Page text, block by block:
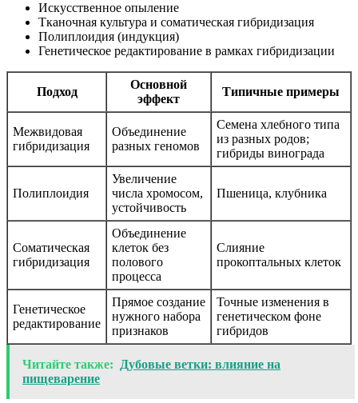
Искусственное опыление
Тканочная культура и соматическая гибридизация
Полиплоидия (индукция)
Генетическое редактирование в рамках гибридизации
Подход
Основной
эффект
Типичные примеры
Межвидовая
гибридизация
Объединение
разных геномов
Семена хлебного типа
из разных родов;
гибриды винограда
Полиплоидия
Увеличение
числа хромосом,
устойчивость
Пшеница, клубника
Соматическая
гибридизация
Объединение
клеток без
полового
процесса
Слияние
прокоптальных клеток
Генетическое
редактирование
Прямое создание
нужного набора
признаков
Точные изменения в
генетическом фоне
гибридов
Читайте также:
Дубовые ветки: влияние на
пищеварение